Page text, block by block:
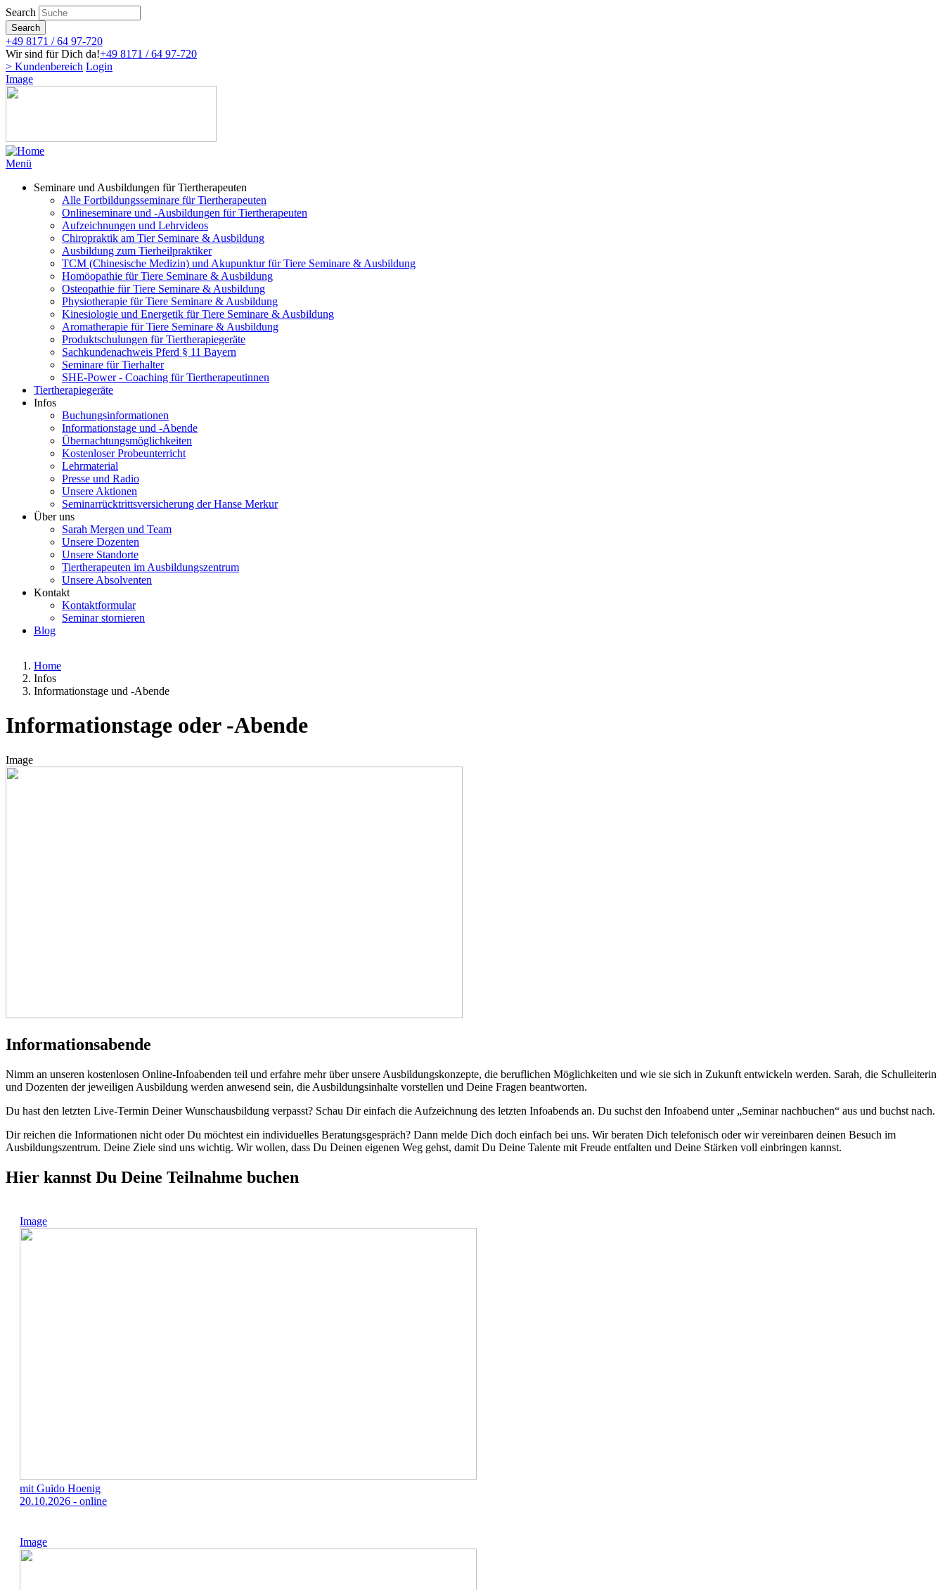
Direkt
zum
Inhalt
Search
Search
+49 8171 / 64 97-720
Wir sind für Dich da!+49 8171 / 64 97-720
> Kundenbereich Login
Image
Menü
Seminare und Ausbildungen für Tiertherapeuten
Alle Fortbildungsseminare für Tiertherapeuten
Onlineseminare und -Ausbildungen für Tiertherapeuten
Aufzeichnungen und Lehrvideos
Chiropraktik am Tier Seminare & Ausbildung
Ausbildung zum Tierheilpraktiker
TCM (Chinesische Medizin) und Akupunktur für Tiere Seminare & Ausbildung
Homöopathie für Tiere Seminare & Ausbildung
Osteopathie für Tiere Seminare & Ausbildung
Physiotherapie für Tiere Seminare & Ausbildung
Kinesiologie und Energetik für Tiere Seminare & Ausbildung
Aromatherapie für Tiere Seminare & Ausbildung
Produktschulungen für Tiertherapiegeräte
Sachkundenachweis Pferd § 11 Bayern
Seminare für Tierhalter
SHE-Power - Coaching für Tiertherapeutinnen
Tiertherapiegeräte
Infos
Buchungsinformationen
Informationstage und -Abende
Übernachtungsmöglichkeiten
Kostenloser Probeunterricht
Lehrmaterial
Presse und Radio
Unsere Aktionen
Seminarrücktrittsversicherung der Hanse Merkur
Über uns
Sarah Mergen und Team
Unsere Dozenten
Unsere Standorte
Tiertherapeuten im Ausbildungszentrum
Unsere Absolventen
Kontakt
Kontaktformular
Seminar stornieren
Blog
Home
Infos
Informationstage und -Abende
Informationstage oder -Abende
Image
Informationsabende
Nimm an unseren kostenlosen Online-Infoabenden teil und erfahre mehr über unsere Ausbildungskonzepte, die beruflichen Möglichkeiten und wie sie sich in Zukunft entwickeln werden. Sarah, die Schulleiterin
und Dozenten der jeweiligen Ausbildung werden anwesend sein, die Ausbildungsinhalte vorstellen und Deine Fragen beantworten.
Du hast den letzten Live-Termin Deiner Wunschausbildung verpasst? Schau Dir einfach die Aufzeichnung des letzten Infoabends an. Du suchst den Infoabend unter „Seminar nachbuchen“ aus und buchst nach.
Dir reichen die Informationen nicht oder Du möchtest ein individuelles Beratungsgespräch? Dann melde Dich doch einfach bei uns. Wir beraten Dich telefonisch oder wir vereinbaren deinen Besuch im
Ausbildungszentrum. Deine Ziele sind uns wichtig. Wir wollen, dass Du Deinen eigenen Weg gehst, damit Du Deine Talente mit Freude entfalten und Deine Stärken voll einbringen kannst.
Hier kannst Du Deine Teilnahme buchen
Image
mit Guido Hoenig
20.10.2026 - online
Image